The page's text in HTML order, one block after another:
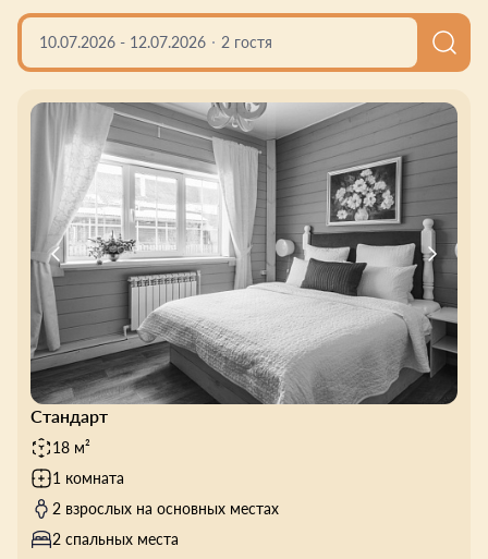
10.07.2026 - 12.07.2026 2 гостя
Стандарт
18 м²
1 комната
2 взрослых на основных местах
2 спальных места